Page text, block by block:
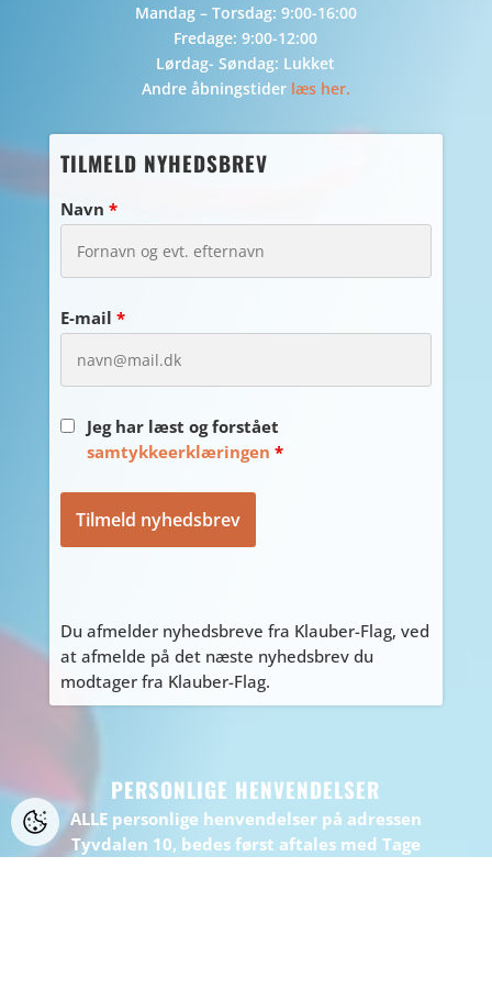
Mandag – Torsdag: 9:00-16:00
Fredage: 9:00-12:00
Lørdag- Søndag: Lukket
Andre åbningstider læs her.
TILMELD NYHEDSBREV
Navn *
E-mail *
Jeg har læst og forstået
samtykkeerklæringen *
Du afmelder nyhedsbreve fra Klauber-Flag, ved
at afmelde på det næste nyhedsbrev du
modtager fra Klauber-Flag.
PERSONLIGE HENVENDELSER
ALLE personlige henvendelser på adressen
Tyvdalen 10, bedes først aftales med Tage